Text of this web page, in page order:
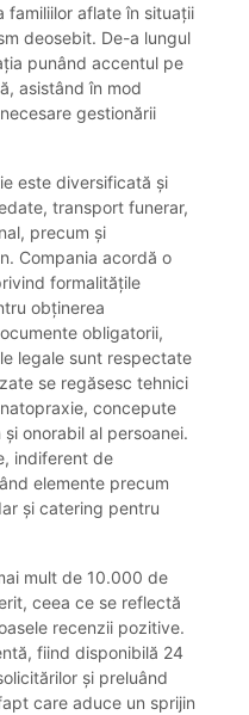
familiilor aflate în situații
deosebit. De-a lungul
punând accentul pe
asistând în mod
gestionării
este diversificată și
transport funerar,
precum și
Compania acordă o
formalitățile
obținerea
obligatorii,
legale sunt respectate
se regăsesc tehnici
concepute
onorabil al persoanei.
indiferent de
elemente precum
și catering pentru
mult de 10.000 de
ceea ce se reflectă
recenzii pozitive.
fiind disponibilă 24
și preluând
care aduce un sprijin